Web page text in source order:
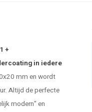
+
in iedere
mm en wordt
Altijd de perfecte
modern" en